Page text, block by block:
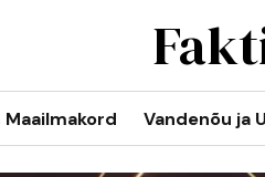
Maailmakord Vandenõu ja